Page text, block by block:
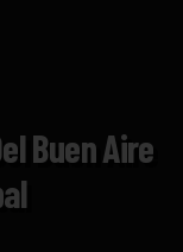
Buen Aire